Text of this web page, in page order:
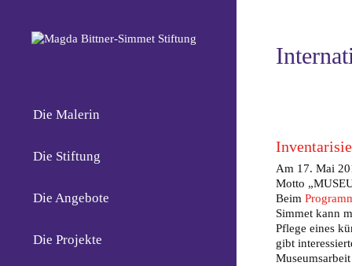
Die Malerin
Die Stiftung
Die Angebote
Die Projekte
Am 17. Mai
Motto
Beim
Simmet kann
Pflege eines
gibt